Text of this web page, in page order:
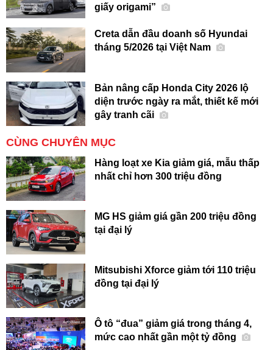
giấy origami”
Creta dẫn đầu doanh số Hyundai
tháng 5/2026 tại Việt Nam
Bản nâng cấp Honda City 2026 lộ
diện trước ngày ra mắt, thiết kế mới
gây tranh cãi
CÙNG CHUYÊN MỤC
Hàng loạt xe Kia giảm giá, mẫu thấp
nhất chỉ hơn 300 triệu đồng
MG HS giảm giá gần 200 triệu đồng
tại đại lý
Mitsubishi Xforce giảm tới 110 triệu
đồng tại đại lý
Ô tô “đua” giảm giá trong tháng 4,
mức cao nhất gần một tỷ đồng